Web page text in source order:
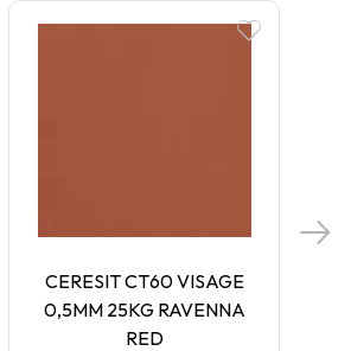
CERESIT CT60 VISAGE
0,5MM 25KG RAVENNA
RED